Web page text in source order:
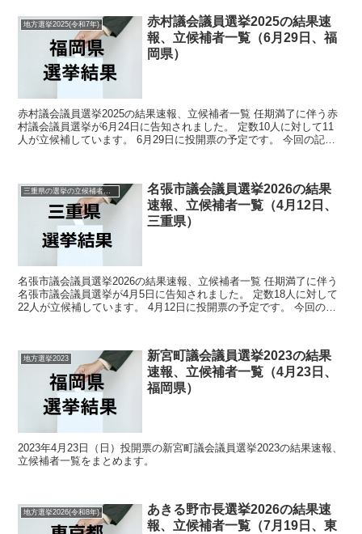
地方選挙2025(令和7年)
赤村議会議員選挙2025の結果速
報、立候補者一覧（6月29日、福
岡県）
赤村議会議員選挙2025の結果速報、立候補者一覧 任期満了に伴う赤
村議会議員選挙が6月24日に告知されました。 定数10人に対して11
人が立候補しています。 6月29日に投開票の予定です。 今回の記事
三重県の選挙の立候補者と結果速報一覧
名張市議会議員選挙2026の結果
速報、立候補者一覧（4月12日、
三重県）
名張市議会議員選挙2026の結果速報、立候補者一覧 任期満了に伴う
名張市議会議員選挙が4月5日に告知されました。 定数18人に対して
22人が立候補しています。 4月12日に投開票の予定です。 今回の記
地方選挙2023
新宮町議会議員選挙2023の結果
速報、立候補者一覧（4月23日、
福岡県）
2023年4月23日（日）投開票の新宮町議会議員選挙2023の結果速報、
立候補者一覧をまとめます。
地方選挙2026(令和8年)
あきる野市長選挙2026の結果速
報、立候補者一覧（7月19日、東